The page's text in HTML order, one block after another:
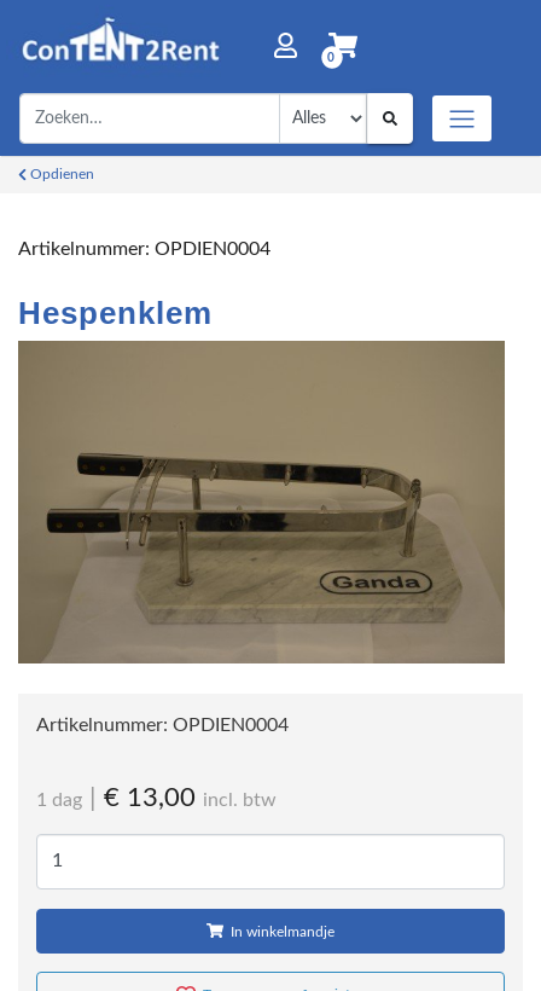
0
Opdienen
Artikelnummer: OPDIEN0004
Hespenklem
Artikelnummer: OPDIEN0004
1 dag € 13,00 incl. btw
In winkelmandje